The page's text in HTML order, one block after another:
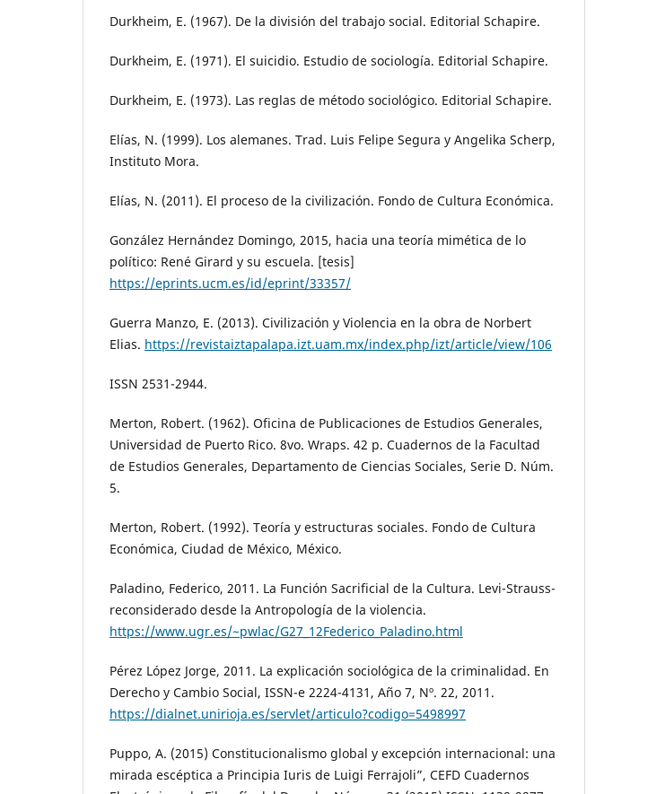
Durkheim, E. (1967). De la división del trabajo social. Editorial Schapire.
Durkheim, E. (1971). El suicidio. Estudio de sociología. Editorial Schapire.
Durkheim, E. (1973). Las reglas de método sociológico. Editorial Schapire.
Elías, N. (1999). Los alemanes. Trad. Luis Felipe Segura y Angelika Scherp,
Instituto Mora.
Elías, N. (2011). El proceso de la civilización. Fondo de Cultura Económica.
González Hernández Domingo, 2015, hacia una teoría mimética de lo
político: René Girard y su escuela. [tesis]
https://eprints.ucm.es/id/eprint/33357/
Guerra Manzo, E. (2013). Civilización y Violencia en la obra de Norbert
Elias. https://revistaiztapalapa.izt.uam.mx/index.php/izt/article/view/106
ISSN 2531-2944.
Merton, Robert. (1962). Oficina de Publicaciones de Estudios Generales,
Universidad de Puerto Rico. 8vo. Wraps. 42 p. Cuadernos de la Facultad
de Estudios Generales, Departamento de Ciencias Sociales, Serie D. Núm.
5.
Merton, Robert. (1992). Teoría y estructuras sociales. Fondo de Cultura
Económica, Ciudad de México, México.
Paladino, Federico, 2011. La Función Sacrificial de la Cultura. Levi-Strauss-
reconsiderado desde la Antropología de la violencia.
https://www.ugr.es/~pwlac/G27_12Federico_Paladino.html
Pérez López Jorge, 2011. La explicación sociológica de la criminalidad. En
Derecho y Cambio Social, ISSN-e 2224-4131, Año 7, Nº. 22, 2011.
https://dialnet.unirioja.es/servlet/articulo?codigo=5498997
Puppo, A. (2015) Constitucionalismo global y excepción internacional: una
mirada escéptica a Principia Iuris de Luigi Ferrajoli”, CEFD Cuadernos